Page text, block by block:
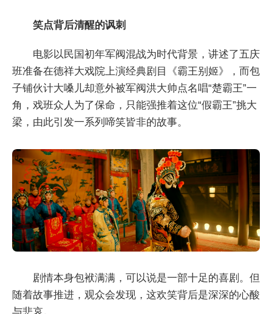
笑点背后清醒的讽刺
电影以民国初年军阀混战为时代背景，讲述了五庆
班准备在德祥大戏院上演经典剧目《霸王别姬》，而包
子铺伙计大嗓儿却意外被军阀洪大帅点名唱“楚霸王”一
角，戏班众人为了保命，只能强推着这位“假霸王”挑大
梁，由此引发一系列啼笑皆非的故事。
剧情本身包袱满满，可以说是一部十足的喜剧。但
随着故事推进，观众会发现，这欢笑背后是深深的心酸